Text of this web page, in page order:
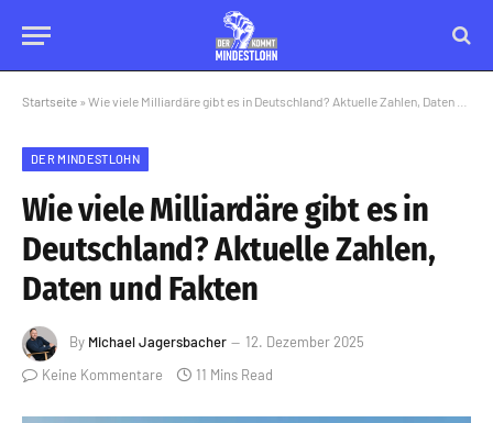
Startseite » Wie viele Milliardäre gibt es in Deutschland? Aktuelle Zahlen, Daten und Fakten
DER MINDESTLOHN
Wie viele Milliardäre gibt es in
Deutschland? Aktuelle Zahlen,
Daten und Fakten
By Michael Jagersbacher
12. Dezember 2025
Keine Kommentare
11 Mins Read